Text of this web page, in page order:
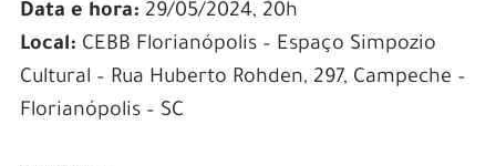
Data e hora: 29/05/2024, 20h
Local: CEBB Florianópolis – Espaço Simpozio
Cultural – Rua Huberto Rohden, 297, Campeche –
Florianópolis – SC